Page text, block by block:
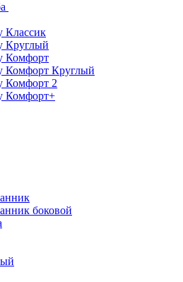
Классик
Круглый
Комфорт
Комфорт Круглый
Комфорт 2
Комфорт+
боковой